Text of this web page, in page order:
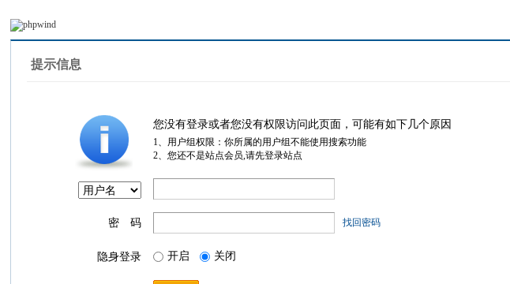
提示信息
您没有登录或者您没有权限访问此页面，可能有如下几个原因
1、用户组权限：你所属的用户组不能使用搜索功能
2、您还不是站点会员,请先登录站点
密 码 找回密码
隐身登录 开启 关闭